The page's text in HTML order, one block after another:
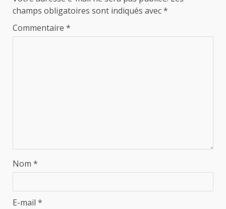
champs obligatoires sont indiqués avec*
Commentaire *
Nom *
E-mail *